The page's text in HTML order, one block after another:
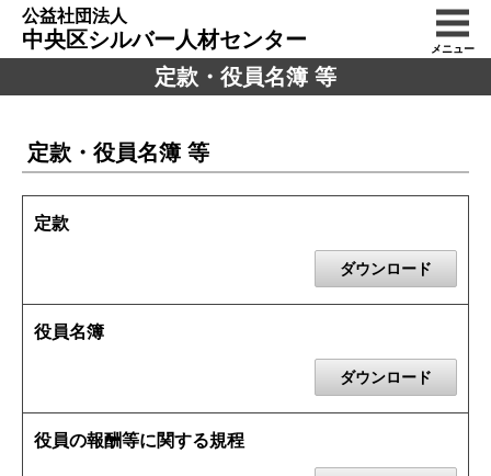
公益社団法人
中央区シルバー人材センター メニュー
定款・役員名簿 等
定款・役員名簿 等
定款
ダウンロード
役員名簿
ダウンロード
役員の報酬等に関する規程